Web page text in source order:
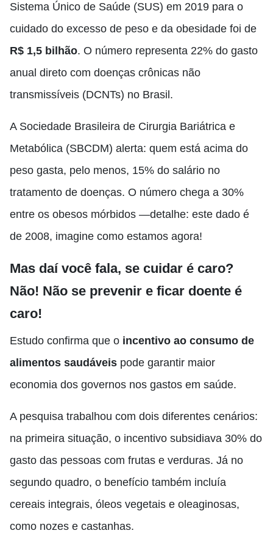
Sistema Único de Saúde (SUS) em 2019 para o
cuidado do excesso de peso e da obesidade foi de
R$ 1,5 bilhão. O número representa 22% do gasto
anual direto com doenças crônicas não
transmissíveis (DCNTs) no Brasil.
A Sociedade Brasileira de Cirurgia Bariátrica e
Metabólica (SBCDM) alerta: quem está acima do
peso gasta, pelo menos, 15% do salário no
tratamento de doenças. O número chega a 30%
entre os obesos mórbidos —detalhe: este dado é
de 2008, imagine como estamos agora!
Mas daí você fala, se cuidar é caro?
Não! Não se prevenir e ficar doente é
caro!
Estudo confirma que o incentivo ao consumo de
alimentos saudáveis pode garantir maior
economia dos governos nos gastos em saúde.
A pesquisa trabalhou com dois diferentes cenários:
na primeira situação, o incentivo subsidiava 30% do
gasto das pessoas com frutas e verduras. Já no
segundo quadro, o benefício também incluía
cereais integrais, óleos vegetais e oleaginosas,
como nozes e castanhas.